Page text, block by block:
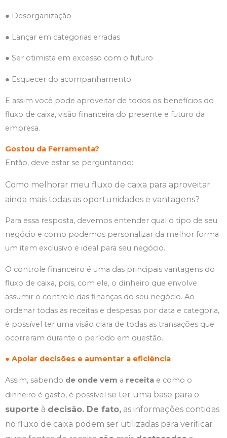
● Desorganização
● Lançar em categorias erradas
● Ser otimista em excesso com o futuro
● Esquecer do acompanhamento
E assim você pode aproveitar de todos os benefícios do
fluxo de caixa, visão financeira do presente e futuro da
empresa.
Gostou da Ferramenta?
Então, deve estar se perguntando:
Como melhorar meu fluxo de caixa para aproveitar
ainda mais todas as oportunidades e vantagens?
Para essa resposta, devemos entender qual o tipo de seu
negócio e como podemos personalizar da melhor forma
um item exclusivo e ideal para seu negócio.
O controle financeiro é uma das principais vantagens do
fluxo de caixa, pois, com ele, o dinheiro que envolve
assumir o controle das finanças do seu negócio. Ao
ordenar todas as receitas e despesas por data e categoria,
é possível ter uma visão clara de todas as transações que
ocorreram durante o período em questão.
● Apoiar decisões e aumentar a eficiência
Assim, sabendo de onde vem a receita e como o
dinheiro é gasto, é possível se ter uma base para o
suporte à decisão. De fato, as informações contidas
no fluxo de caixa podem ser utilizadas para verificar